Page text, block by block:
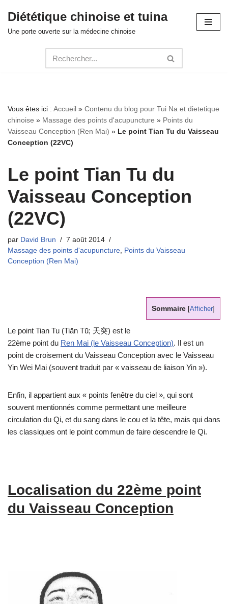
Aller
Diététique chinoise et tuina
Une porte ouverte sur la médecine chinoise
Vous êtes ici : Accueil » Contenu du blog pour Tui Na et dietetique
chinoise » Massage des points d'acupuncture » Points du
Vaisseau Conception (Ren Mai) » Le point Tian Tu du Vaisseau
Conception (22VC)
Le point Tian Tu du
Vaisseau Conception
(22VC)
par David Brun
7 août 2014
Massage des points d'acupuncture, Points du Vaisseau
Conception (Ren Mai)
Sommaire [Afficher]
Le point Tian Tu (Tiān Tū; 天突) est le
22ème point du Ren Mai (le Vaisseau Conception). Il est un
point de croisement du Vaisseau Conception avec le Vaisseau
Yin Wei Mai (souvent traduit par « vaisseau de liaison Yin »).
Enfin, il appartient aux « points fenêtre du ciel », qui sont
souvent mentionnés comme permettant une meilleure
circulation du Qi, et du sang dans le cou et la tête, mais qui dans
les classiques ont le point commun de faire descendre le Qi.
Localisation du 22ème point
du Vaisseau Conception